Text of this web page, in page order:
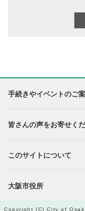
手続きやイベントのご
皆さんの声をお寄せく
このサイトについて
大阪市役所
Copyright (C) City of